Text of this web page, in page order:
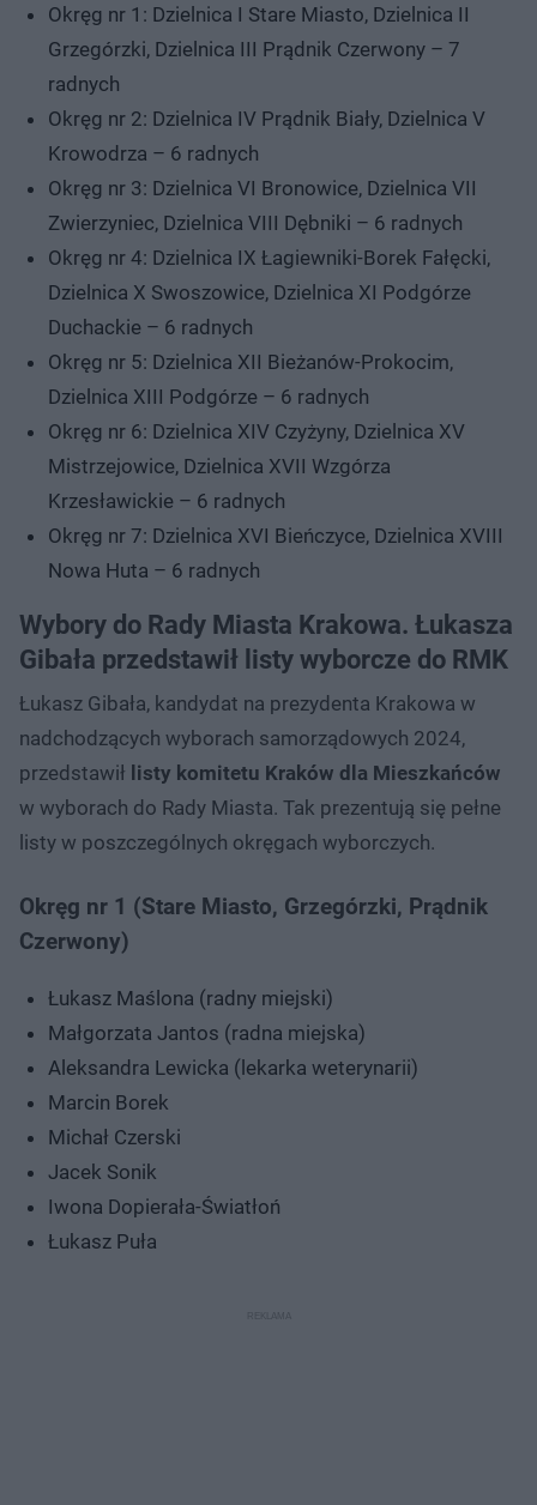
Okręg nr 1: Dzielnica I Stare Miasto, Dzielnica II
Grzegórzki, Dzielnica III Prądnik Czerwony – 7
radnych
Okręg nr 2: Dzielnica IV Prądnik Biały, Dzielnica V
Krowodrza – 6 radnych
Okręg nr 3: Dzielnica VI Bronowice, Dzielnica VII
Zwierzyniec, Dzielnica VIII Dębniki – 6 radnych
Okręg nr 4: Dzielnica IX Łagiewniki-Borek Fałęcki,
Dzielnica X Swoszowice, Dzielnica XI Podgórze
Duchackie – 6 radnych
Okręg nr 5: Dzielnica XII Bieżanów-Prokocim,
Dzielnica XIII Podgórze – 6 radnych
Okręg nr 6: Dzielnica XIV Czyżyny, Dzielnica XV
Mistrzejowice, Dzielnica XVII Wzgórza
Krzesławickie – 6 radnych
Okręg nr 7: Dzielnica XVI Bieńczyce, Dzielnica XVIII
Nowa Huta – 6 radnych
Wybory do Rady Miasta Krakowa. Łukasza
Gibała przedstawił listy wyborcze do RMK
Łukasz Gibała, kandydat na prezydenta Krakowa w
nadchodzących wyborach samorządowych 2024,
przedstawił listy komitetu Kraków dla Mieszkańców
w wyborach do Rady Miasta. Tak prezentują się pełne
listy w poszczególnych okręgach wyborczych.
Okręg nr 1 (Stare Miasto, Grzegórzki, Prądnik
Czerwony)
Łukasz Maślona (radny miejski)
Małgorzata Jantos (radna miejska)
Aleksandra Lewicka (lekarka weterynarii)
Marcin Borek
Michał Czerski
Jacek Sonik
Iwona Dopierała-Światłoń
Łukasz Puła